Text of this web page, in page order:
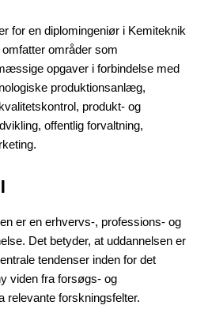
for en diplomingeniør i Kemiteknik
områder som
opgaver i forbindelse med
produktionsanlæg,
produkt- og
offentlig forvaltning,
er en erhvervs-, professions- og
Det betyder, at uddannelsen er
tendenser inden for det
viden fra forsøgs- og
relevante forskningsfelter.